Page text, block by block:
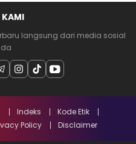
KAMI
langsung dari media sosial
Indeks
Kode Etik
Policy Disclaimer